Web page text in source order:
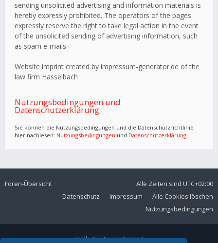
sending unsolicited advertising and information materials is
hereby expressly prohibited. The operators of the pages
expressly reserve the right to take legal action in the event
of the unsolicited sending of advertising information, such
as spam e-mails.
Website imprint created by impressum-generator.de of the
law firm Hasselbach
Nutzungsbedingungen und
Datenschutzerklärung
Sie können die Nutzungsbedingungen und die Datenschutzrichtlinie
hier nachlesen: Nutzungsbedingungen und Datenschutzerklärung
Foren-Übersicht Alle Zeiten sind UTC+02:00
Alle Cookies löschen
Impressum
Datenschutz
Nutzungsbedingungen
Volla Systeme GmbH